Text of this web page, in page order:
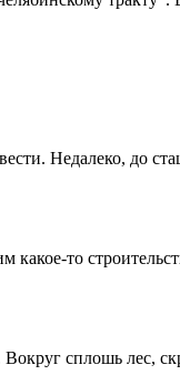
Недалеко, до
то
сплошь лес,